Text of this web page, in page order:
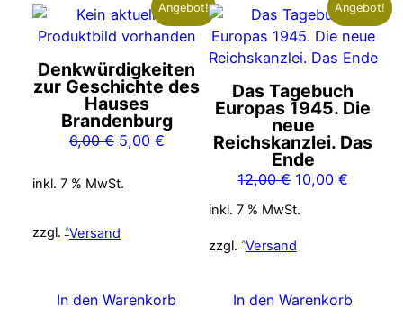
Angebot!
Denkwürdigkeiten
zur Geschichte des
Hauses
Brandenburg
6,00€ Ursprünglicher
war:
5,00 €Aktueller
5,00 €.
inkl. 7 % MwSt.
zzgl. Versand
In den Warenkorb
Angebot!
Das Tagebuch
Europas 1945. Die
neue
Reichskanzlei. Das
Ende
12,00€ Ursprünglicher
12,00 €
10,00€
inkl. 7 % MwSt.
zzgl. Versand
In den Warenkorb